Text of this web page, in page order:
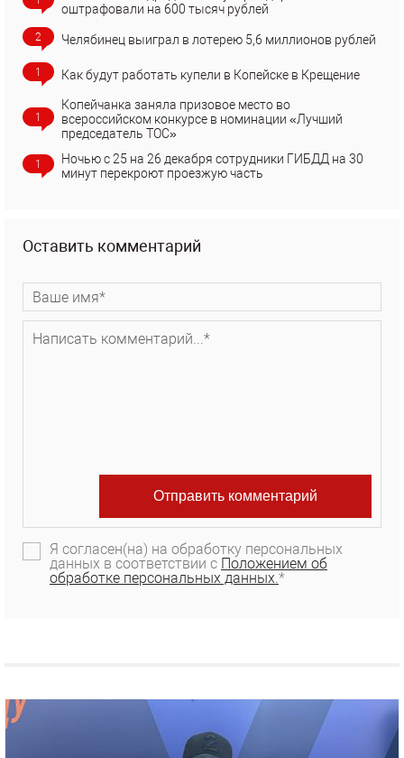
оштрафовали на 600 тысяч рублей
2 Челябинец выиграл в лотерею 5,6 миллионов рублей
1 Как будут работать купели в Копейске в Крещение
1
Копейчанка заняла призовое место во
всероссийском конкурсе в номинации «Лучший
председатель ТОС»
1
Ночью с 25 на 26 декабря сотрудники ГИБДД на 30
минут перекроют проезжую часть
Оставить комментарий
Я согласен(на) на обработку персональных
данных в соответствии с Положением об
обработке персональных данных.*